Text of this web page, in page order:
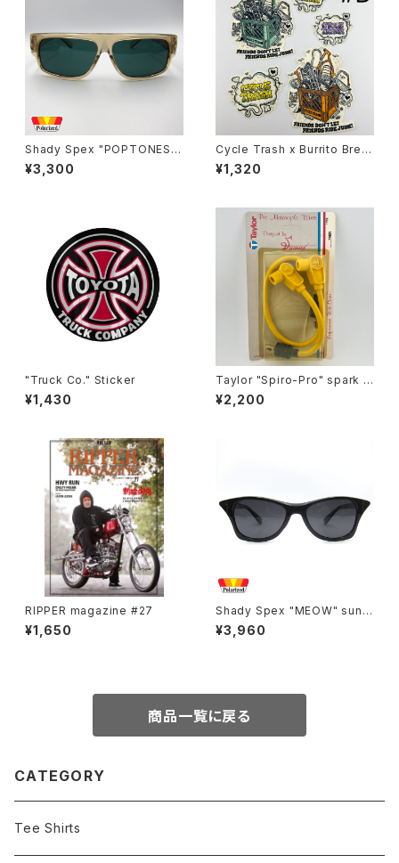
Shady Spex "POPTONES "
sunglasses, Peach xPolari
zed Dark Green
¥3,300
Cycle Trash x Burrito Breat
h Sticker pack ‘24 ver.#B
¥1,320
"Truck Co." Sticker
¥1,430
Taylor "Spiro-Pro" spark p
lug wires by Sumax #A
¥2,200
RIPPER magazine #27
¥1,650
Shady Spex "MEOW" sungl
asses, Black cat
¥3,960
商品一覧に戻る
CATEGORY
Tee Shirts